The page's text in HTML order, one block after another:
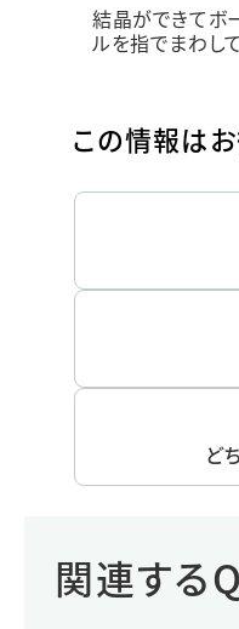
結晶ができてボ
ルを指でまわし
この情報は
ど
関連する